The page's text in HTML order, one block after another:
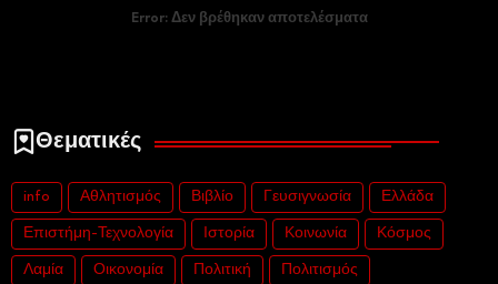
Error:Δεν βρέθηκαν αποτελέσματα
Θεματικές
info Αθλητισμός Βιβλίο Γευσιγνωσία Ελλάδα
Επιστήμη-Τεχνολογία Ιστορία Κοινωνία Κόσμος
Λαμία Οικονομία Πολιτική Πολιτισμός